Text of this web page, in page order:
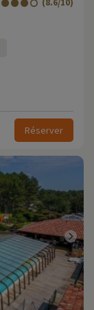
(8.6/10)
Réserver